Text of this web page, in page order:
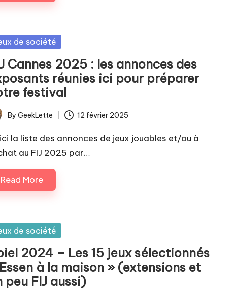
de société
Cannes 2025 : les annonces des
réunies ici pour préparer
festival
By GeekLette 12 février 2025
la liste des annonces de jeux jouables et/ou à
au FIJ 2025 par…
Read More
de société
2024 – Les 15 jeux sélectionnés
à la maison » (extensions et
peu FIJ aussi)